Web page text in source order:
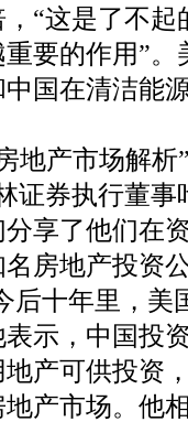
“这是了不
要的作用”
国在清洁能
地产市场解析
证券执行董
享了他们在
房地产投资
后十年里，
示，中国投
产可供投资
产市场。他